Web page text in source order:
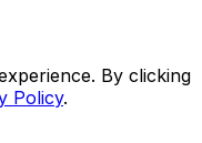
By clicking
Policy.